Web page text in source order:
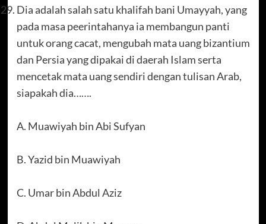
Dia adalah salah satu khalifah bani Umayyah, yang
pada masa peerintahanya ia membangun panti
untuk orang cacat, mengubah mata uang bizantium
dan Persia yang dipakai di daerah Islam serta
mencetak mata uang sendiri dengan tulisan Arab,
siapakah dia…….
A. Muawiyah bin Abi Sufyan
B. Yazid bin Muawiyah
C. Umar bin Abdul Aziz